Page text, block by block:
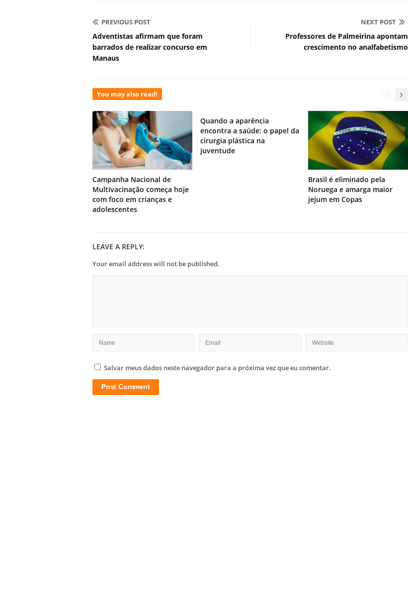
PREVIOUS POST
Adventistas afirmam que foram
barrados de realizar concurso em
Manaus
NEXT POST
Professores de Palmeirina apontam
crescimento no analfabetismo
You may also read!
Campanha Nacional de
Multivacinação começa hoje
com foco em crianças e
adolescentes
Quando a aparência
encontra a saúde: o papel da
cirurgia plástica na
juventude
Brasil é eliminado pela
Noruega e amarga maior
jejum em Copas
LEAVE A REPLY:
Your email address will not be published.
Salvar meus dados neste navegador para a próxima vez que eu comentar.